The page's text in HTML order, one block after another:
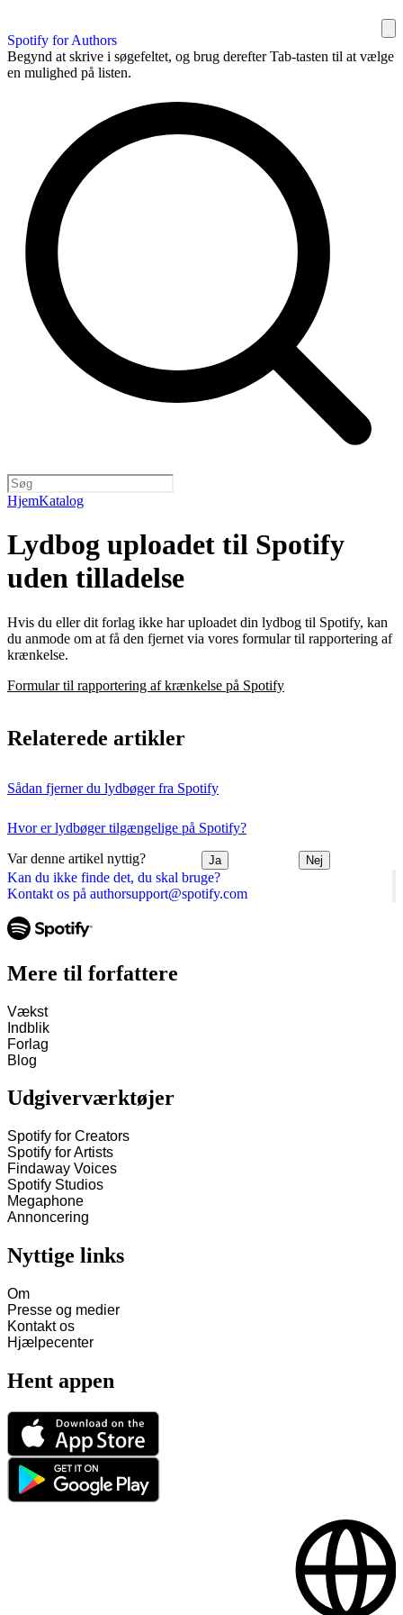
Spotify for Authors
Begynd at skrive i søgefeltet, og brug derefter Tab-tasten til at vælge
en mulighed på listen.
HjemKatalog
Kan du ikke finde det, du skal bruge?
Kontakt os på authorsupport@spotify.com
Lydbog uploadet til Spotify
uden tilladelse
Hvis du eller dit forlag ikke har uploadet din lydbog til Spotify, kan
du anmode om at få den fjernet via vores formular til rapportering af
krænkelse.
Formular til rapportering af krænkelse på Spotify
Relaterede artikler
Sådan fjerner du lydbøger fra Spotify
Hvor er lydbøger tilgængelige på Spotify?
Var denne artikel nyttig? Ja Nej
Mere til forfattere
Vækst
Indblik
Forlag
Blog
Udgiverværktøjer
Spotify for Creators
Spotify for Artists
Findaway Voices
Spotify Studios
Megaphone
Annoncering
Nyttige links
Om
Presse og medier
Kontakt os
Hjælpecenter
Hent appen